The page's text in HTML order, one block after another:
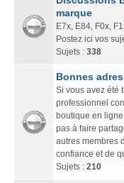
marque
E7x, E84, F0x,
Postez ici vos
Sujets : 338
Bonnes
Si vous avez été
professionnel
boutique en
pas à faire
autres membres
confiance et de
Sujets : 210